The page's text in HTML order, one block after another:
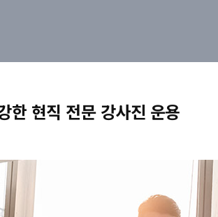
한 현직 전문 강사진 운용